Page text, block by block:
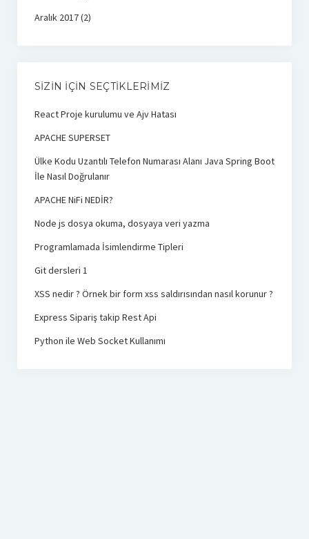
Aralık 2017(2)
SIZIN İÇIN SEÇTIKLERIMIZ
React Proje kurulumu ve Ajv Hatası
APACHE SUPERSET
Ülke Kodu Uzantılı Telefon Numarası Alanı Java Spring Boot
İle Nasıl Doğrulanır
APACHE NiFi NEDİR?
Node js dosya okuma, dosyaya veri yazma
Programlamada İsimlendirme Tipleri
Git dersleri 1
XSS nedir ? Örnek bir form xss saldırısından nasıl korunur ?
Express Sipariş takip Rest Api
Python ile Web Socket Kullanımı